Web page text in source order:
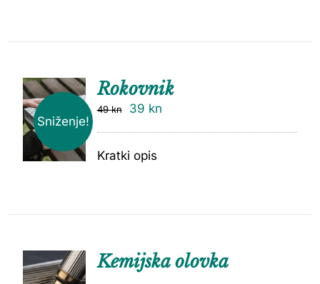
Sniženje!
DODAJ
Rokovnik
49kn 39 kn
Kratki opis
Kemijska olovka